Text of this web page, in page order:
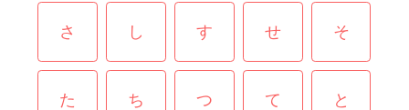
さ し す せ そ
た ち つ て と